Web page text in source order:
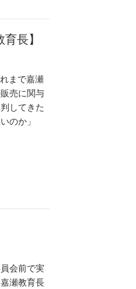
長】
まで嘉瀬
売に関与
してきた
のか」
会前で実
瀬教育長